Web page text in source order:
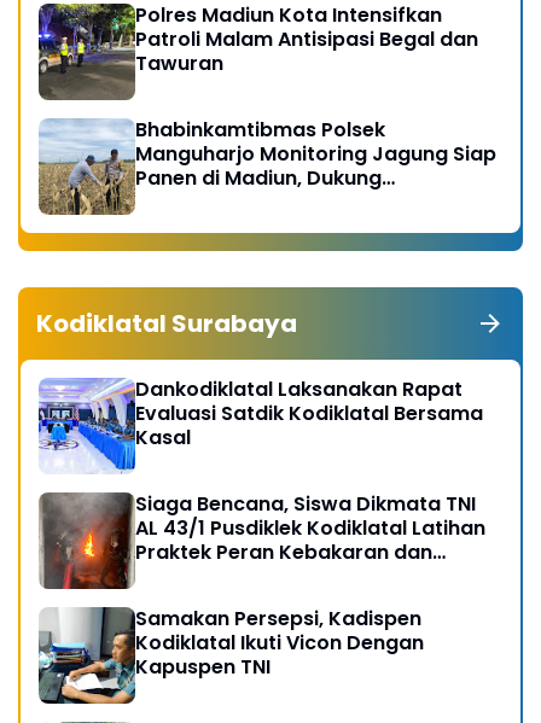
Polres Madiun Kota Intensifkan
Patroli Malam Antisipasi Begal dan
Tawuran
Bhabinkamtibmas Polsek
Manguharjo Monitoring Jagung Siap
Panen di Madiun, Dukung
Kodiklatal Surabaya
Dankodiklatal Laksanakan Rapat
Evaluasi Satdik Kodiklatal Bersama
Kasal
Siaga Bencana, Siswa Dikmata TNI
AL 43/1 Pusdiklek Kodiklatal Latihan
Praktek Peran Kebakaran dan
Samakan Persepsi, Kadispen
Kodiklatal Ikuti Vicon Dengan
Kapuspen TNI